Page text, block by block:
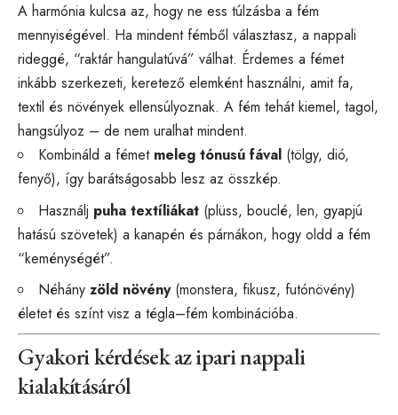
A harmónia kulcsa az, hogy ne ess túlzásba a fém
mennyiségével. Ha mindent fémből választasz, a nappali
rideggé, “raktár hangulatúvá” válhat. Érdemes a fémet
inkább szerkezeti, keretező elemként használni, amit fa,
textil és növények ellensúlyoznak. A fém tehát kiemel, tagol,
hangsúlyoz – de nem uralhat mindent.
Kombináld a fémet meleg tónusú fával (tölgy, dió,
fenyő), így barátságosabb lesz az összkép.
Használj puha textíliákat (plüss, bouclé, len, gyapjú
hatású szövetek) a kanapén és párnákon, hogy oldd a fém
“keménységét”.
Néhány zöld növény(monstera, fikusz, futónövény)
életet és színt visz a tégla–fém kombinációba.
Gyakori kérdések az ipari nappali
kialakításáról